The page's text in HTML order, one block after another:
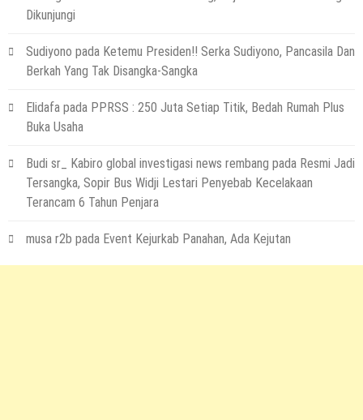
Dikunjungi
Sudiyono pada Ketemu Presiden!! Serka Sudiyono, Pancasila Dan
Berkah Yang Tak Disangka-Sangka
Elidafa pada PPRSS : 250 Juta Setiap Titik, Bedah Rumah Plus
Buka Usaha
Budi sr_ Kabiro global investigasi news rembang pada Resmi Jadi
Tersangka, Sopir Bus Widji Lestari Penyebab Kecelakaan
Terancam 6 Tahun Penjara
musa r2b pada Event Kejurkab Panahan, Ada Kejutan